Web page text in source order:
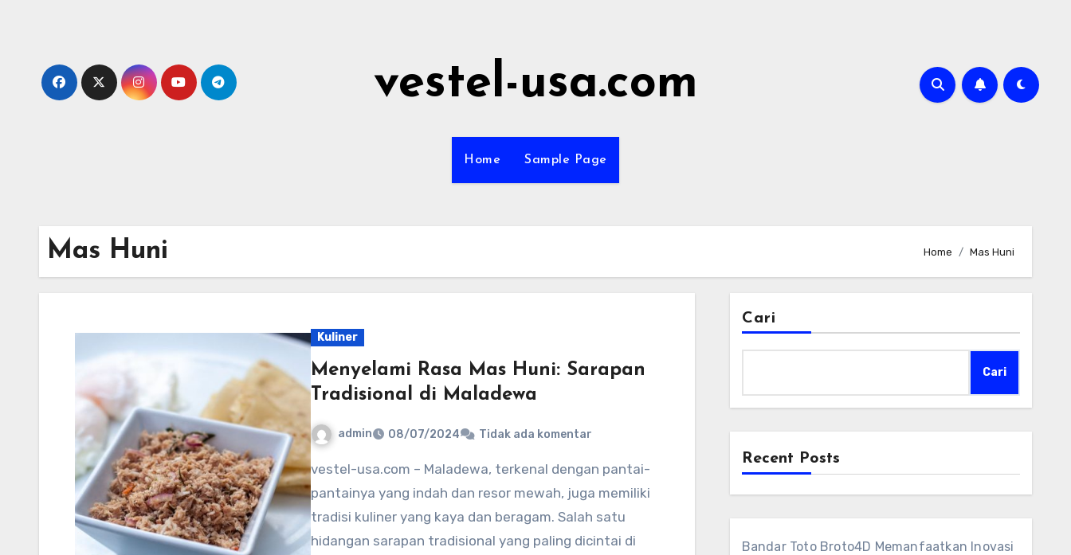
vestel-usa.com
Home Sample Page
Mas Huni Home Mas Huni
Kuliner
Menyelami Rasa Mas Huni: Sarapan
Tradisional di Maladewa
admin 08/07/2024 Tidak ada komentar
vestel-usa.com – Maladewa, terkenal dengan pantai-
pantainya yang indah dan resor mewah, juga memiliki
tradisi kuliner yang kaya dan beragam. Salah satu
hidangan sarapan tradisional yang paling dicintai di
Cari
Cari
Recent Posts
Bandar Toto Broto4D Memanfaatkan Inovasi